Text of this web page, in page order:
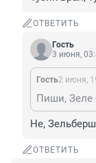
ОТВЕТИТЬ
Гость
3 июня,
Гость2 июня,
Пиши, Зеле
Не,
ОТВЕТИТЬ